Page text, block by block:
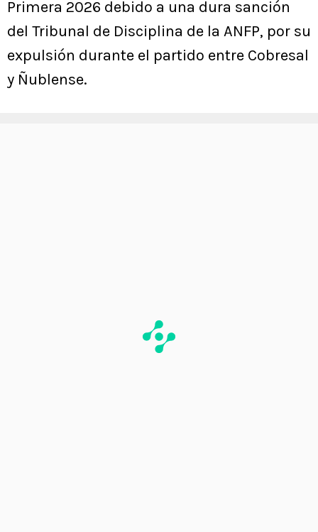
Primera 2026 debido a una dura sanción
del Tribunal de Disciplina de la ANFP, por su
expulsión durante el partido entre Cobresal
y Ñublense.